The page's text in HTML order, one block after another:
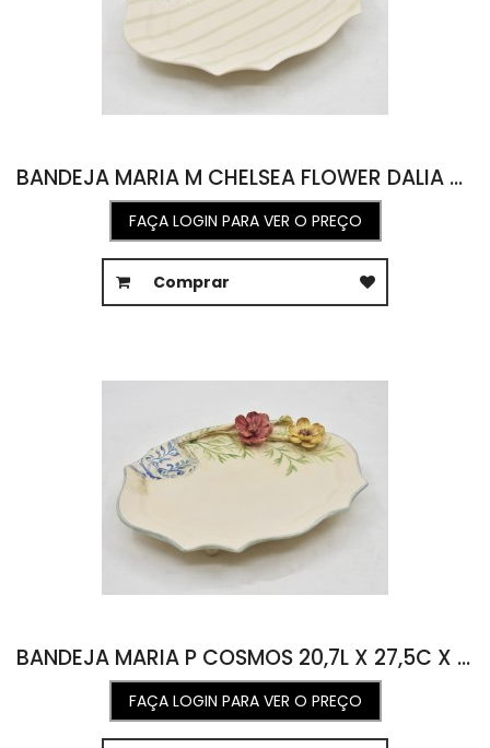
BANDEJA MARIA M CHELSEA FLOWER DALIA COM LISTRAS 25,3L X 34,5C X 6,5A
FAÇA LOGIN PARA VER O PREÇO
Comprar
BANDEJA MARIA P COSMOS 20,7L X 27,5C X 5,5A
FAÇA LOGIN PARA VER O PREÇO